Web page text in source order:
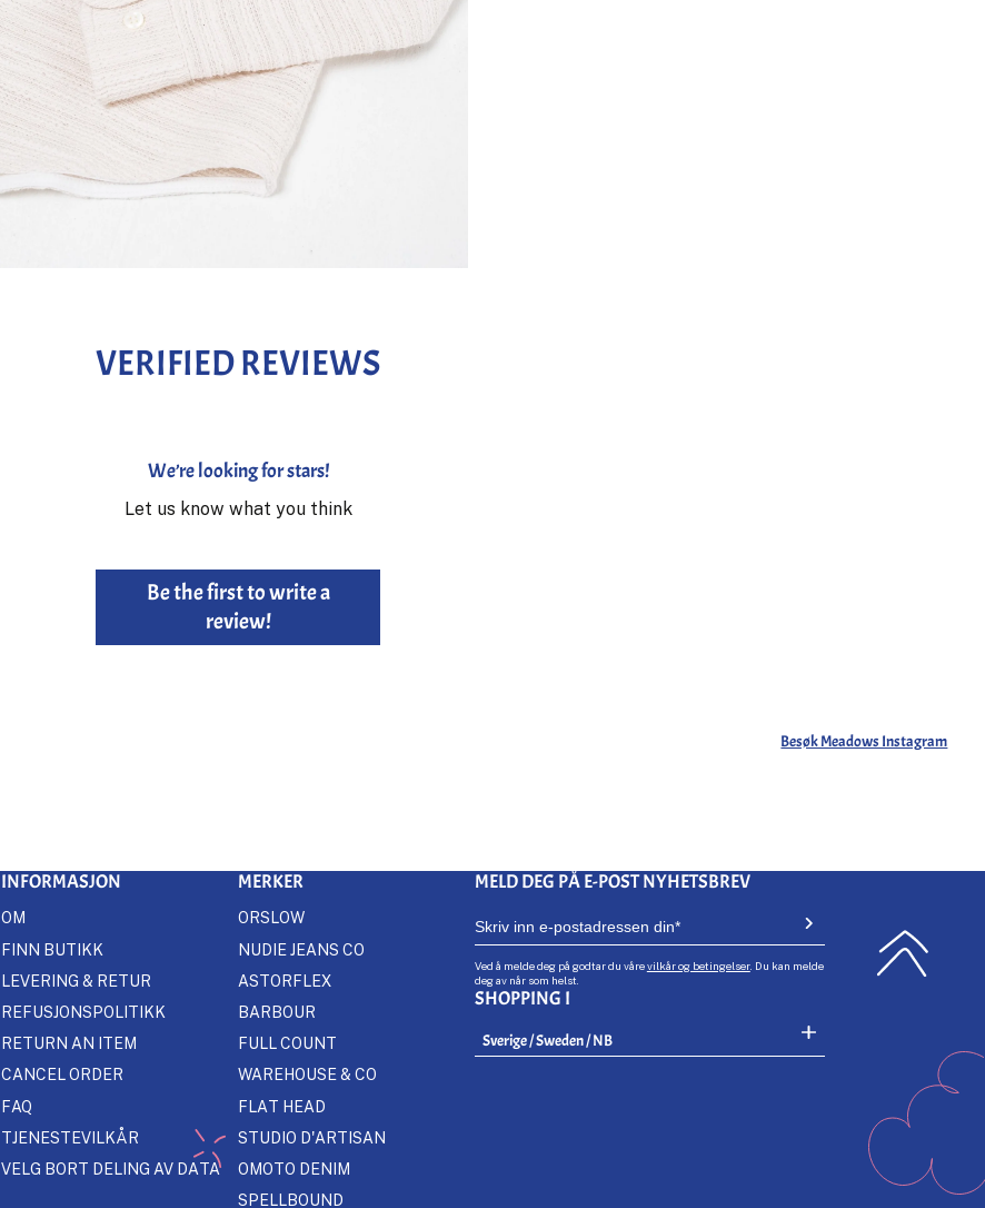
VERIFIED REVIEWS
We’re looking for stars!
Let us know what you think
Be the first to write a
review!
Besøk Meadows Instagram
MELD DEG PÅ E-POST NYHETSBREV
Ved å melde deg på godtar du vårevilkår og betingelser. Du kan melde
deg av når som helst.
SHOPPING I
Select Your Region:
Sverige / Sweden / NB
INFORMASJON
OM
FINN BUTIKK
LEVERING & RETUR
REFUSJONSPOLITIKK
RETURN AN ITEM
CANCEL ORDER
FAQ
TJENESTEVILKÅR
VELG BORT DELING AV DATA
MERKER
ORSLOW
NUDIE JEANS CO
ASTORFLEX
BARBOUR
FULL COUNT
WAREHOUSE & CO
FLAT HEAD
STUDIO D'ARTISAN
OMOTO DENIM
SPELLBOUND